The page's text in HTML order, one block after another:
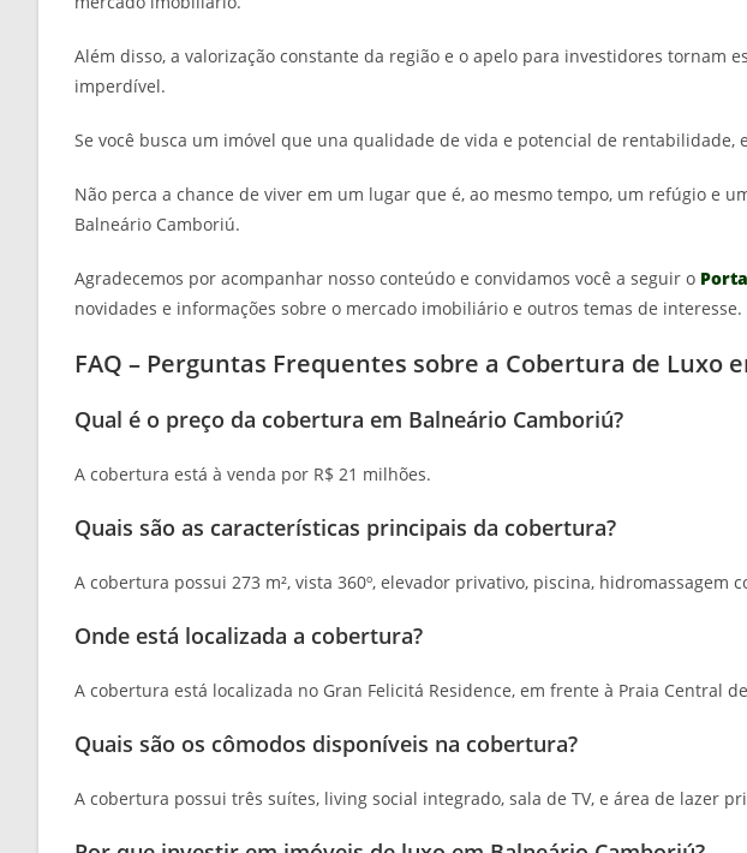
Além disso, a valorização constante da região e o apelo para investidores tornam
imperdível.
Se você busca um imóvel que una qualidade de vida e potencial de rentabilidade,
Não perca a chance de viver em um lugar que é, ao mesmo tempo, um refúgio e
Balneário Camboriú.
Agradecemos por acompanhar nosso conteúdo e convidamos você a seguir o
novidades e informações sobre o mercado imobiliário e outros temas de interesse.
FAQ – Perguntas Frequentes sobre a Cobertura de Luxo
Qual é o preço da cobertura em Balneário Camboriú?
A cobertura está à venda por R$ 21 milhões.
Quais são as características principais da cobertura?
A cobertura possui 273 m², vista 360º, elevador privativo, piscina, hidromassagem
Onde está localizada a cobertura?
A cobertura está localizada no Gran Felicitá Residence, em frente à Praia Central
Quais são os cômodos disponíveis na cobertura?
A cobertura possui três suítes, living social integrado, sala de TV, e área de lazer